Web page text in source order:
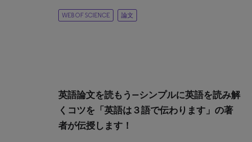
WEB OF SCIENCE 論文
英語論文を読もう―シンプルに英語を読み解
くコツを「英語は３語で伝わります」の著
者が伝授します！